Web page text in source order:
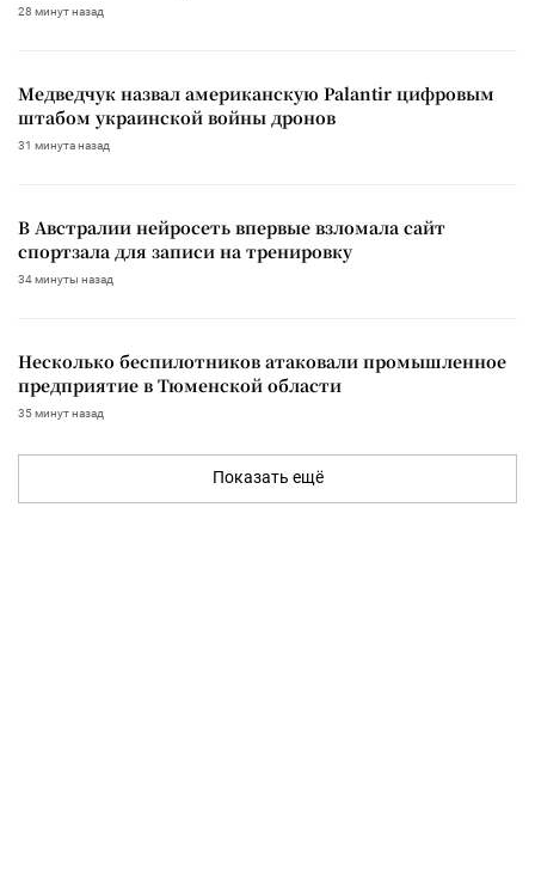
28 минут назад
Медведчук назвал американскую Palantir цифровым
штабом украинской войны дронов
31 минута назад
В Австралии нейросеть впервые взломала сайт
спортзала для записи на тренировку
34 минуты назад
Несколько беспилотников атаковали промышленное
предприятие в Тюменской области
35 минут назад
Показать ещё